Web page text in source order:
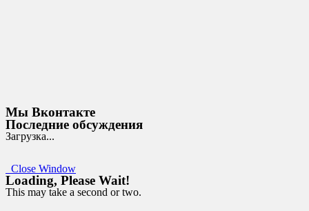
Мы Вконтакте
Последние обсуждения
Загрузка...
Close Window
Loading, Please Wait!
This may take a second or two.